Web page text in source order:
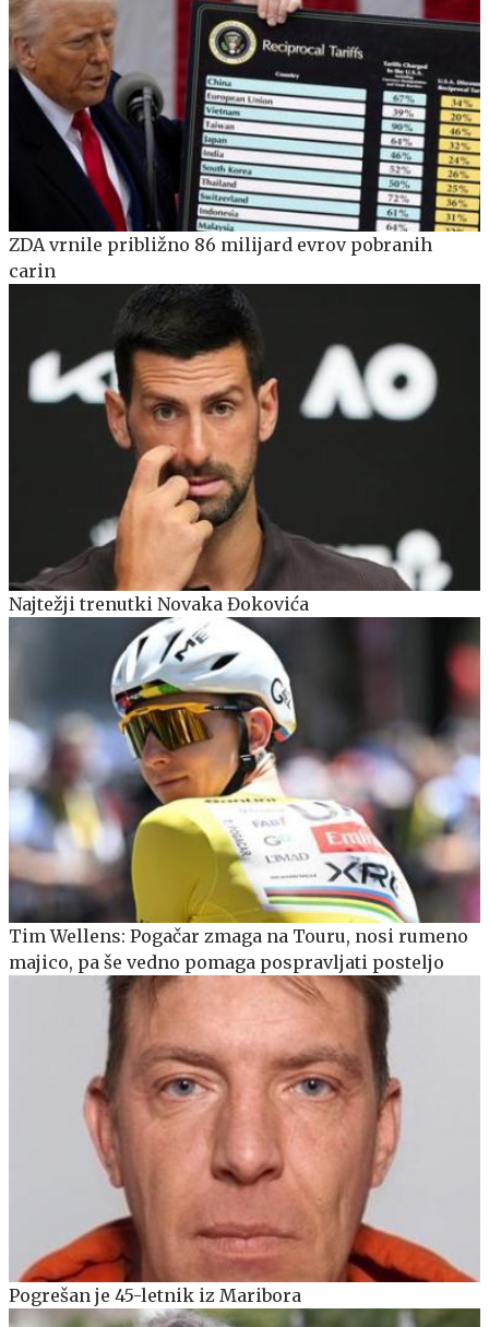
ZDA vrnile približno 86 milijard evrov pobranih
carin
Najtežji trenutki Novaka Đokovića
Tim Wellens: Pogačar zmaga na Touru, nosi rumeno
majico, pa še vedno pomaga pospravljati posteljo
Pogrešan je 45-letnik iz Maribora